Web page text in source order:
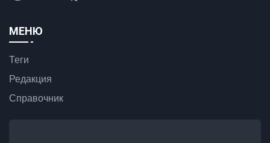
МЕНЮ
Теги
Редакция
Справочник